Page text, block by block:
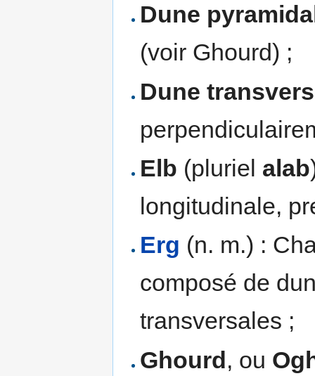
Dune
(voir Ghourd) ;
Dune
Elb (pluriel alab
longitudinale,
Erg (n. m.) :
composé de
transversales ;
Ghourd, ou